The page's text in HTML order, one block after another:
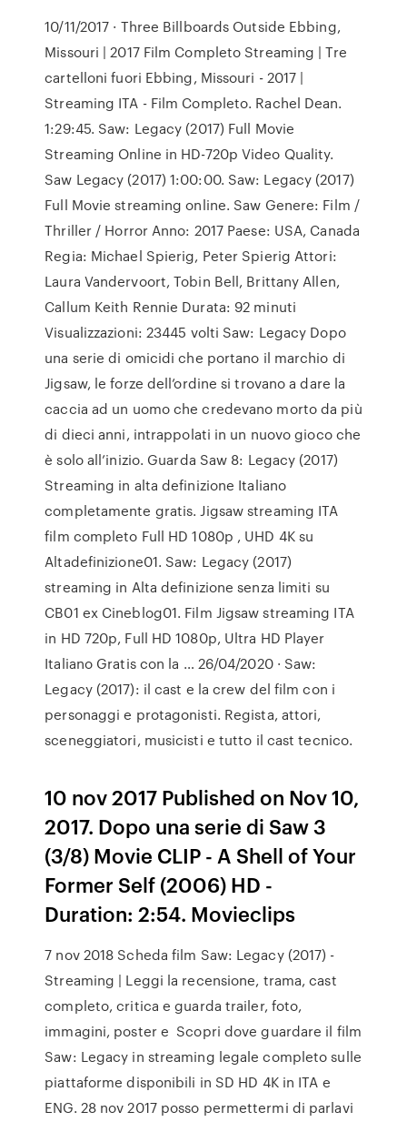
10/11/2017 · Three Billboards Outside Ebbing,
Missouri | 2017 Film Completo Streaming | Tre
cartelloni fuori Ebbing, Missouri - 2017 |
Streaming ITA - Film Completo. Rachel Dean.
1:29:45. Saw: Legacy (2017) Full Movie
Streaming Online in HD-720p Video Quality.
Saw Legacy (2017) 1:00:00. Saw: Legacy (2017)
Full Movie streaming online. Saw Genere: Film /
Thriller / Horror Anno: 2017 Paese: USA, Canada
Regia: Michael Spierig, Peter Spierig Attori:
Laura Vandervoort, Tobin Bell, Brittany Allen,
Callum Keith Rennie Durata: 92 minuti
Visualizzazioni: 23445 volti Saw: Legacy Dopo
una serie di omicidi che portano il marchio di
Jigsaw, le forze dell’ordine si trovano a dare la
caccia ad un uomo che credevano morto da più
di dieci anni, intrappolati in un nuovo gioco che
è solo all’inizio. Guarda Saw 8: Legacy (2017)
Streaming in alta definizione Italiano
completamente gratis. Jigsaw streaming ITA
film completo Full HD 1080p , UHD 4K su
Altadefinizione01. Saw: Legacy (2017)
streaming in Alta definizione senza limiti su
CB01 ex Cineblog01. Film Jigsaw streaming ITA
in HD 720p, Full HD 1080p, Ultra HD Player
Italiano Gratis con la … 26/04/2020 · Saw:
Legacy (2017): il cast e la crew del film con i
personaggi e protagonisti. Regista, attori,
sceneggiatori, musicisti e tutto il cast tecnico.
10 nov 2017 Published on Nov 10,
2017. Dopo una serie di Saw 3
(3/8) Movie CLIP - A Shell of Your
Former Self (2006) HD -
Duration: 2:54. Movieclips
7 nov 2018 Scheda film Saw: Legacy (2017) -
Streaming | Leggi la recensione, trama, cast
completo, critica e guarda trailer, foto,
immagini, poster e Scopri dove guardare il film
Saw: Legacy in streaming legale completo sulle
piattaforme disponibili in SD HD 4K in ITA e
ENG. 28 nov 2017 posso permettermi di parlavi